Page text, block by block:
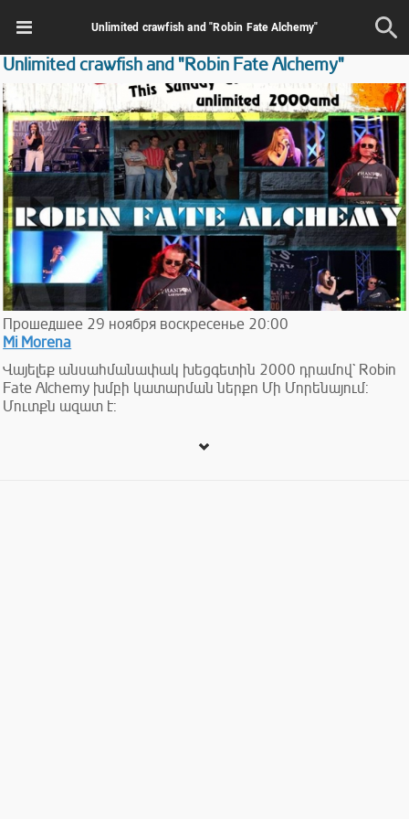
Unlimited crawfish and "Robin Fate Alchemy"
Unlimited crawfish and "Robin Fate Alchemy"
Прошедшее 29 ноября воскресенье 20:00
Mi Morena
Վայելեք անսահմանափակ խեցգետին 2000 դրամով` Robin
Fate Alchemy խմբի կատարման ներքո Մի Մորենայում:
Մուտքն ազատ է: